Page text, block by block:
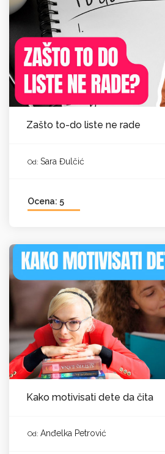
Zašto to-do liste ne rade
Od: Sara Đulčić
Ocena: 5
Kako motivisati dete da čita
Od: Anđelka Petrović